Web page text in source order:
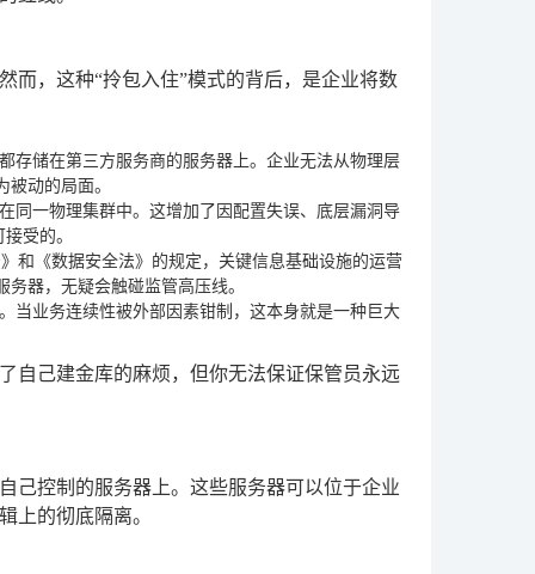
而，这种“拎包入住”模式的背后，是企业将数
存储在第三方服务商的服务器上。企业无法从物理层
动的局面。
同一物理集群中。这增加了因配置失误、底层漏洞导
受的。
和《数据安全法》的规定，关键信息基础设施的运营
器，无疑会触碰监管高压线。
当业务连续性被外部因素钳制，这本身就是一种巨大
自己建金库的麻烦，但你无法保证保管员永远
己控制的服务器上。这些服务器可以位于企业
上的彻底隔离。